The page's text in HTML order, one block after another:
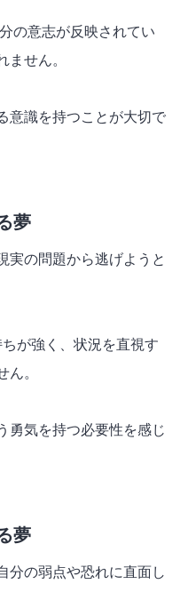
の意志が反映されてい
ません。
意識を持つことが大切で
夢
実の問題から逃げようと
が強く、状況を直視す
ん。
勇気を持つ必要性を感じ
夢
分の弱点や恐れに直面し